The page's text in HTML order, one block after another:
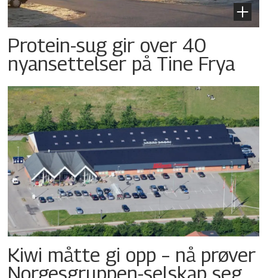
Protein-sug gir over 40
nyansettelser på Tine Frya
Kiwi måtte gi opp – nå prøver
Norgesgruppen-selskap seg